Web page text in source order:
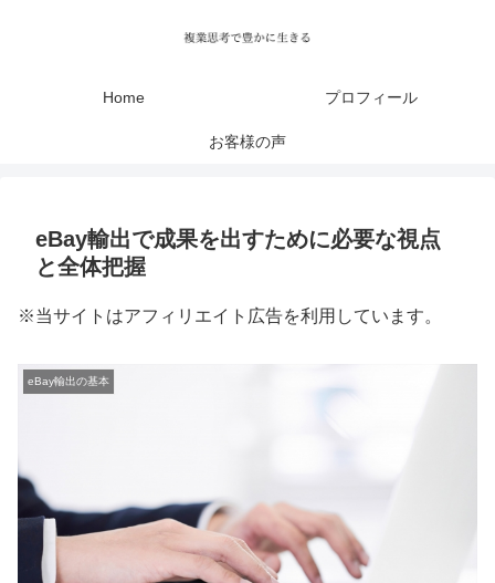
Home プロフィール
お客様の声
eBay輸出で成果を出すために必要な視点
と全体把握
※当サイトはアフィリエイト広告を利用しています。
eBay輸出の基本